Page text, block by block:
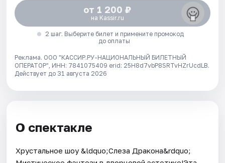
от 1 200 ₽
на Kassir.ru
2 шаг. Выберите билет и примените промокод
до оплаты
Реклама. ООО "КАССИР.РУ-НАЦИОНАЛЬНЫЙ БИЛЕТНЫЙ
ОПЕРАТОР", ИНН: 7841075409 erid: 25H8d7vbP8SRTvHZrUcdLB.
Действует до 31 августа 2026
О спектакле
Хрустальное шоу &ldquo;Слеза Дракона&rdquo;